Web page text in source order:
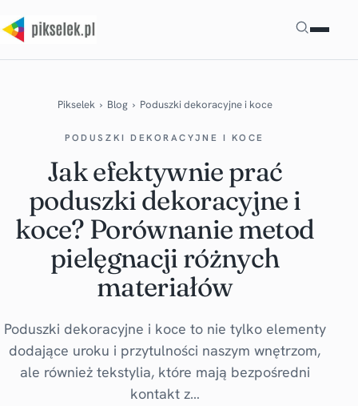
Szukaj
Pikselek› Blog› Poduszki dekoracyjne i koce
PODUSZKI DEKORACYJNE I KOCE
Jak efektywnie prać
poduszki dekoracyjne i
koce? Porównanie metod
pielęgnacji różnych
materiałów
Poduszki dekoracyjne i koce to nie tylko elementy
dodające uroku i przytulności naszym wnętrzom,
ale również tekstylia, które mają bezpośredni
kontakt z…